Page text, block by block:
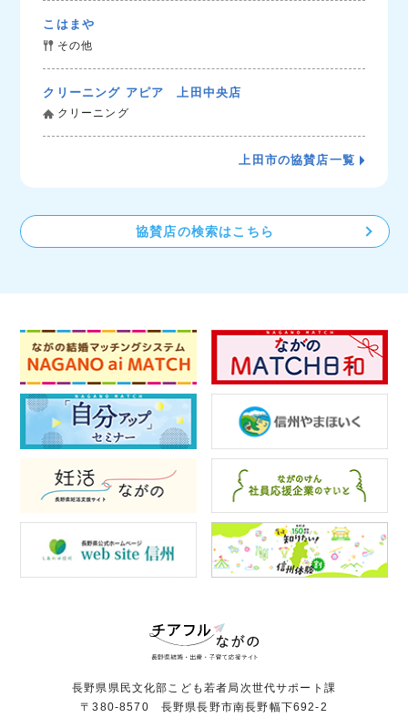
こはまや
その他
クリーニング アピア 上田中央店
クリーニング
上田市の協賛店一覧
協賛店の検索はこちら
長野県県民文化部こども若者局次世代サポート課
〒380-8570 長野県長野市南長野幅下692-2